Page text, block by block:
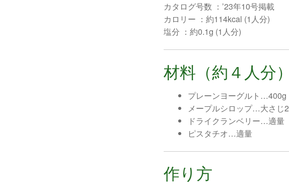
カタログ号数 ：’23年10号掲載
カロリー ：約114kcal (1人分)
塩分 ：約0.1g (1人分)
材料（約４人分）
プレーンヨーグルト…400g
メープルシロップ…大さじ2
ドライクランベリー…適量
ピスタチオ…適量
作り方